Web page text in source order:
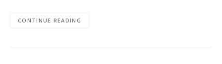
CONTINUE READING